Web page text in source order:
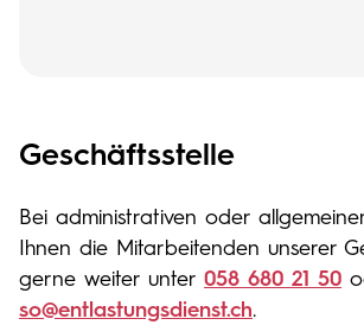
Geschäftsstelle
Bei administrativen oder
Ihnen die Mitarbeitenden unserer
gerne weiter unter 058 680 21 50
so@entlastungsdienst.ch.